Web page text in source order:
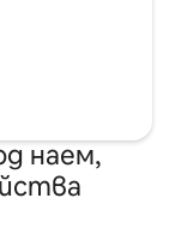
наем,